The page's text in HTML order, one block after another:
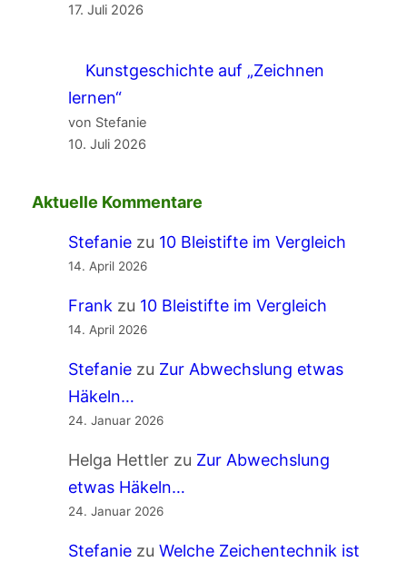
17. Juli 2026
Kunstgeschichte auf „Zeichnen
lernen“
von Stefanie
10. Juli 2026
Aktuelle Kommentare
Stefaniezu 10 Bleistifte im Vergleich
14. April 2026
Frankzu 10 Bleistifte im Vergleich
14. April 2026
Stefaniezu Zur Abwechslung etwas
Häkeln…
24. Januar 2026
Helga Hettlerzu Zur Abwechslung
etwas Häkeln…
24. Januar 2026
Stefaniezu Welche Zeichentechnik ist